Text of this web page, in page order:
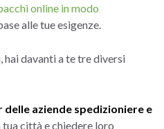
online in modo
alle tue esigenze.
davanti a te tre diversi
aziende spedizioniere e
tua città e chiedere loro